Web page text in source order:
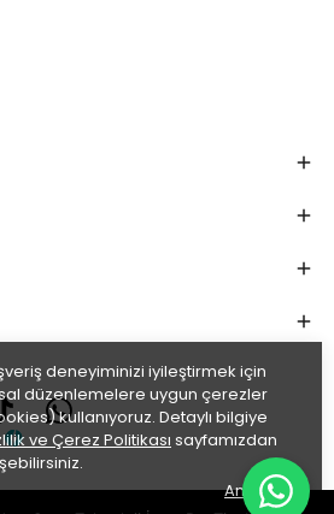
deneyiminizi iyileştirmek için
düzenlemelere uygun çerezler
kullanıyoruz. Detaylı bilgiye
ve Çerez Politikası sayfamızdan
Anladım